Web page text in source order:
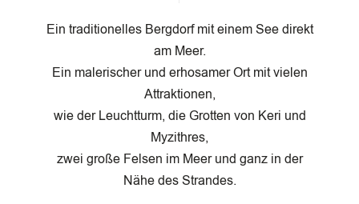
Ein traditionelles Bergdorf mit einem See direkt
am Meer.
Ein malerischer und erhosamer Ort mit vielen
Attraktionen,
wie der Leuchtturm, die Grotten von Keri und
Myzithres,
zwei große Felsen im Meer und ganz in der
Nähe des Strandes.